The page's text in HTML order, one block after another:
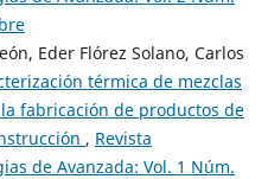
Eder Flórez Solano, Carlos
térmica de mezclas
fabricación de productos de
, Revista
de Avanzada: Vol. 1 Núm.